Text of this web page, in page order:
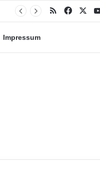
RSS
Impressum